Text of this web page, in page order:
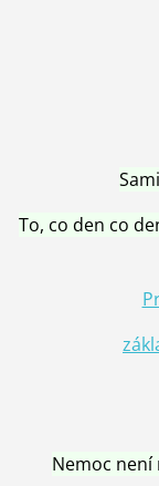
To, co den co
Nemoc není